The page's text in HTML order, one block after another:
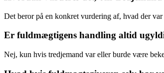
Det beror på en konkret vurdering af, hvad der
Er fuldmægtigens handling altid
Nej, kun hvis tredjemand var eller burde være